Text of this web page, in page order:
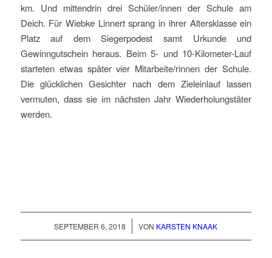
km. Und mittendrin drei Schüler/innen der Schule am
Deich. Für Wiebke Linnert sprang in ihrer Altersklasse ein
Platz auf dem Siegerpodest samt Urkunde und
Gewinngutschein heraus. Beim 5- und 10-Kilometer-Lauf
starteten etwas später vier Mitarbeite/rinnen der Schule.
Die glücklichen Gesichter nach dem Zieleinlauf lassen
vermuten, dass sie im nächsten Jahr Wiederholungstäter
werden.
SEPTEMBER 6, 2018
/ VON KARSTEN KNAAK